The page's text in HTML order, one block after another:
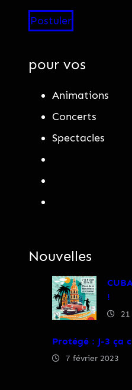
Postuler
pour vos
Animations
Concerts
Spectacles
Nouvelles
!
Protégé : J-3 ça
7 février 2023